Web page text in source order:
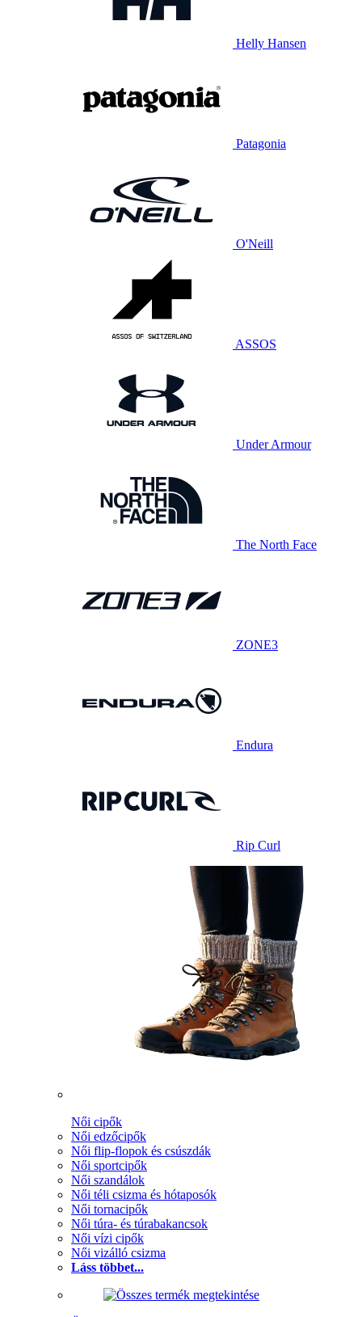
Helly Hansen
Patagonia
O'Neill
ASSOS
Under Armour
The North Face
ZONE3
Endura
Rip Curl
Női cipők
Női edzőcipők
Női flip-flopok és csúszdák
Női sportcipők
Női szandálok
Női téli csizma és hótaposók
Női tornacipők
Női túra- és túrabakancsok
Női vízi cipők
Női vizálló csizma
Láss többet...